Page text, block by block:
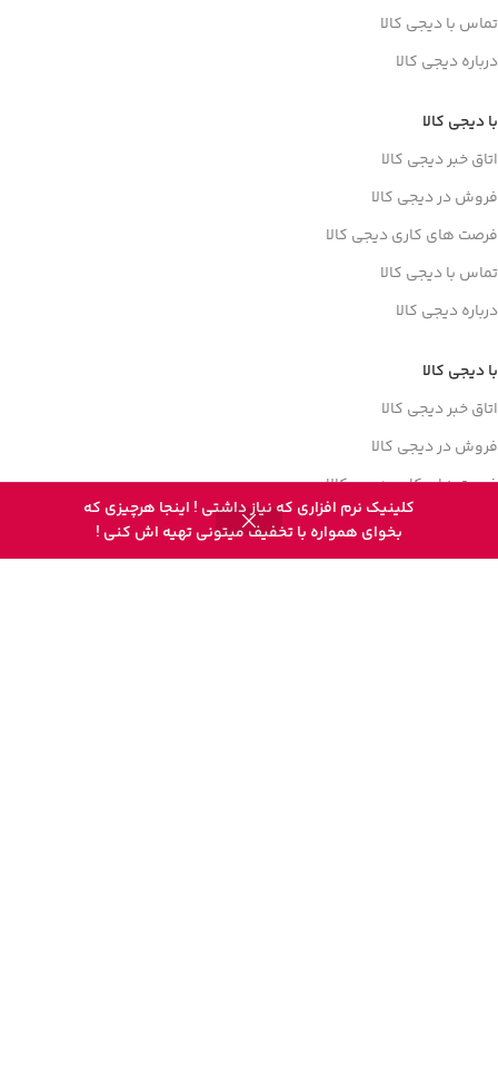
تماس با دیجی کالا
درباره دیجی کالا
با دیجی کالا
اتاق خبر دیجی کالا
فروش در دیجی کالا
فرصت های کاری دیجی کالا
تماس با دیجی کالا
درباره دیجی کالا
با دیجی کالا
اتاق خبر دیجی کالا
فروش در دیجی کالا
فرصت های کاری دیجی کالا
تماس با دیجی کالا
درباره دیجی کالا
کلینیک نرم افزاری که نیاز داشتی ! اینجا هرچیزی که
بخوای همواره با تخفیف میتونی تهیه اش کنی !حساب کاربری من